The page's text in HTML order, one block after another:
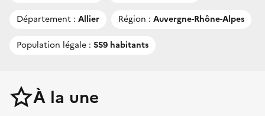
Département : Allier Région : Auvergne-Rhône-Alpes
Population légale : 559 habitants
À la une